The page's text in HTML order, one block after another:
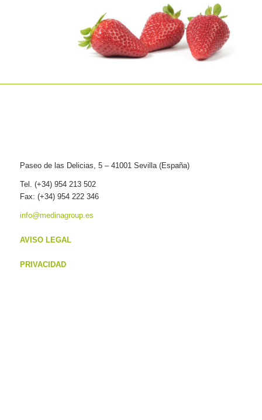
Paseo de las Delicias, 5 – 41001 Sevilla (España)
Tel. (+34) 954 213 502
Fax: (+34) 954 222 346
info@medinagroup.es
AVISO LEGAL
PRIVACIDAD